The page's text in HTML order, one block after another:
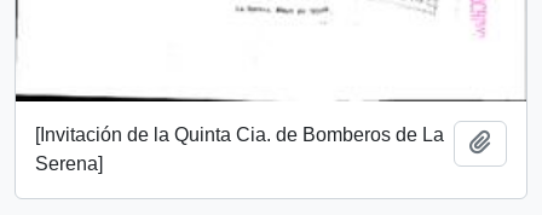
[Invitación de la Quinta Cia. de Bomberos de La
Serena]